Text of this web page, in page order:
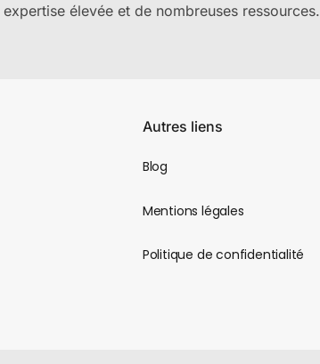
élevée et de nombreuses ressources.
Autres liens
Blog
Mentions légales
Politique de confidentialité